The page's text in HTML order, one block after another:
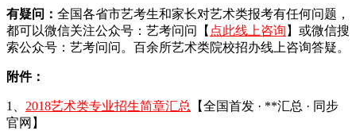
有疑问： 全国各省市艺考生和家长对艺术类报考有任何问题，
都可以微信关注公众号：艺考问问【 点此线上咨询 】或微信搜
索公众号：艺考问问。百余所艺术类院校招办线上咨询答疑。
附件：
1、 2018艺术类专业招生简章汇总
【全国首发 · **汇总 · 同步
官网】